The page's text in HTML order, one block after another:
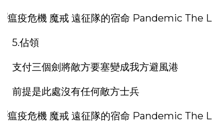
5.佔領
支付三個劍將敵方要塞變成我方避風港
前提是此處沒有任何敵方士兵